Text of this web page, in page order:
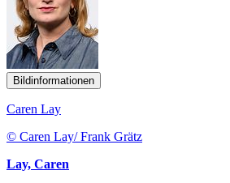
Bildinformationen
Caren Lay
© Caren Lay/ Frank Grätz
Lay, Caren